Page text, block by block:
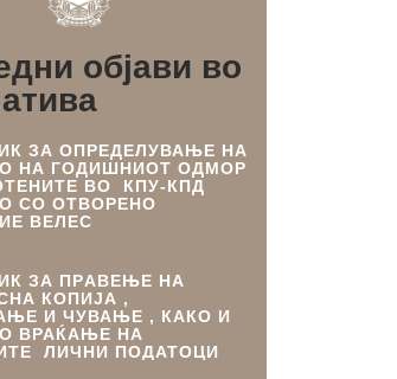
објави во
ЗА ОПРЕДЕЛУВАЊЕ НА
НА ГОДИШНИОТ ОДМОР
ВО КПУ-КПД
СО ОТВОРЕНО
ВЕЛЕС
ЗА ПРAВЕЊЕ НА
КОПИЈА ,
И ЧУВАЊЕ , КАКО И
ВРАЌАЊЕ НА
ЛИЧНИ ПОДАТОЦИ